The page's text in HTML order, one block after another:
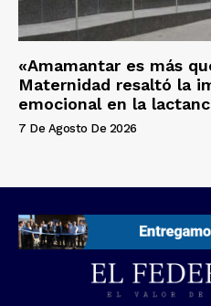
«Amamantar es más
Maternidad resaltó la
emocional en la
7 De Agosto De 2026